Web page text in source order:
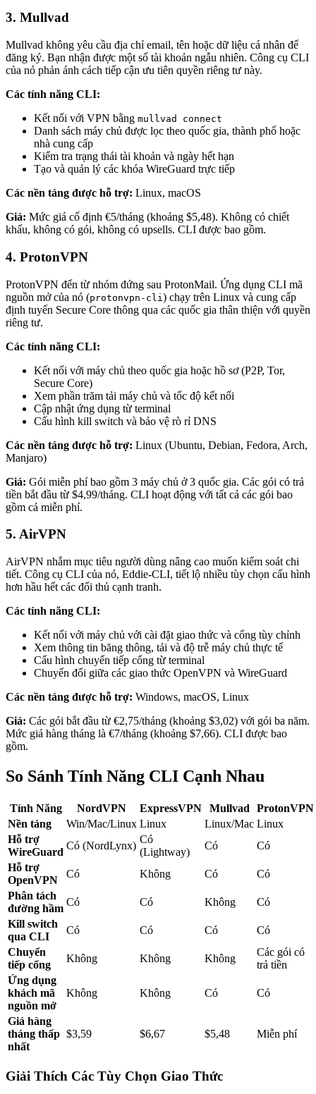
3. Mullvad
Mullvad không yêu cầu địa chỉ email, tên hoặc dữ liệu cá nhân để
đăng ký. Bạn nhận được một số tài khoản ngẫu nhiên. Công cụ CLI
của nó phản ánh cách tiếp cận ưu tiên quyền riêng tư này.
Các tính năng CLI:
Kết nối với VPN bằng mullvad connect
Danh sách máy chủ được lọc theo quốc gia, thành phố hoặc
nhà cung cấp
Kiểm tra trạng thái tài khoản và ngày hết hạn
Tạo và quản lý các khóa WireGuard trực tiếp
Các nền tảng được hỗ trợ: Linux, macOS
Giá: Mức giá cố định €5/tháng (khoảng $5,48). Không có chiết
khấu, không có gói, không có upsells. CLI được bao gồm.
4. ProtonVPN
ProtonVPN đến từ nhóm đứng sau ProtonMail. Ứng dụng CLI mã
nguồn mở của nó (protonvpn-cli ) chạy trên Linux và cung cấp
định tuyến Secure Core thông qua các quốc gia thân thiện với quyền
riêng tư.
Các tính năng CLI:
Kết nối với máy chủ theo quốc gia hoặc hồ sơ (P2P, Tor,
Secure Core)
Xem phần trăm tải máy chủ và tốc độ kết nối
Cập nhật ứng dụng từ terminal
Cấu hình kill switch và bảo vệ rò rỉ DNS
Các nền tảng được hỗ trợ: Linux (Ubuntu, Debian, Fedora, Arch,
Manjaro)
Giá: Gói miễn phí bao gồm 3 máy chủ ở 3 quốc gia. Các gói có trả
tiền bắt đầu từ $4,99/tháng. CLI hoạt động với tất cả các gói bao
gồm cả miễn phí.
5. AirVPN
AirVPN nhắm mục tiêu người dùng nâng cao muốn kiểm soát chi
tiết. Công cụ CLI của nó, Eddie-CLI, tiết lộ nhiều tùy chọn cấu hình
hơn hầu hết các đối thủ cạnh tranh.
Các tính năng CLI:
Kết nối với máy chủ với cài đặt giao thức và cổng tùy chỉnh
Xem thông tin băng thông, tải và độ trễ máy chủ thực tế
Cấu hình chuyển tiếp cổng từ terminal
Chuyển đổi giữa các giao thức OpenVPN và WireGuard
Các nền tảng được hỗ trợ: Windows, macOS, Linux
Giá: Các gói bắt đầu từ €2,75/tháng (khoảng $3,02) với gói ba năm.
Mức giá hàng tháng là €7/tháng (khoảng $7,66). CLI được bao
gồm.
So Sánh Tính Năng CLI Cạnh Nhau
Tính Năng NordVPN ExpressVPN Mullvad
ProtonVPN
Nền tảng
Win/Mac/Linux Linux Linux/Mac Linux
Hỗ trợ
WireGuard
Có (NordLynx)
Có
(Lightway)
Có
Có
Hỗ trợ
OpenVPN
Có Không Có
Có
Phân tách
đường hầm
Có Có Không
Có
Kill switch
qua CLI
Có Có Có
Có
Chuyển
tiếp cổng
Không Không Không
Các gói có
trả tiền
Ứng dụng
khách mã
nguồn mở
Không Không Có Có
Giá hàng
tháng thấp
nhất
$3,59 $6,67 $5,48 Miễn phí
Giải Thích Các Tùy Chọn Giao Thức